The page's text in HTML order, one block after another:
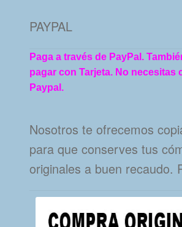
PAYPAL
Paga a través de PayPal.
pagar con Tarjeta. No necesitas
Paypal.
Nosotros te ofrecemos
para que conserves tus
originales a buen recaudo.